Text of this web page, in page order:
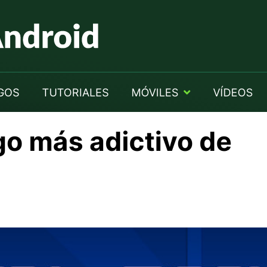
TUTORIALES MÓVILES VÍDEOS
más adictivo de